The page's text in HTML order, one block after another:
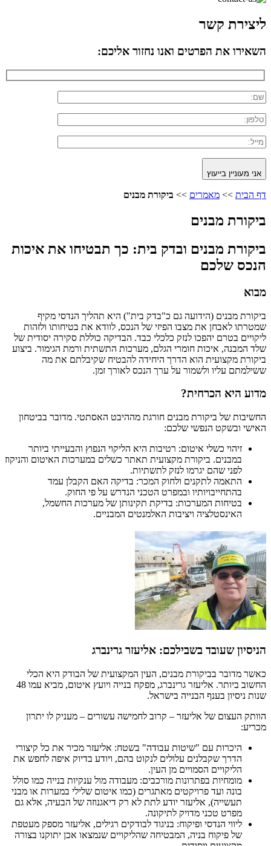
ליצירת קשר
השאירו את הפרטים ואנו נחזור אליכם:
אני מעוניין בייעוץ
דף הבית >> מאמרים >> ביקורת מבנים
ביקורת מבנים
ביקורת מבנים ובדק בית: כך תבטיחו את איכות
הנכס שלכם
מבוא
ביקורת מבנים (הידועה גם כ"בדק בית") היא תהליך הנדסי מקיף
שמטרתו לאבחן את מצבו הפיזי של הנכס, לוודא את בטיחותו ולזהות
ליקויים בטרם יהפכו לנזק כלכלי כבד. הבדיקה כוללת סקירה יסודית של
שלד המבנה, איכות חומרי הגלם, מערכות התשתית ורמת הגימור. ביצוע
ביקורת מקצועית הוא הדרך היחידה להבטיח שקיבלתם את מה
ששילמתם עליו ולשמור על ערך הנכס לאורך זמן.
מדוע היא הכרחית?
החשיבות של ביקורת מבנים חורגת מההיבט האסתטי. מדובר בביטחון
האישי ובשקט הנפשי שלכם:
זיהוי כשלי איטום: רטיבות היא הליקוי הנפוץ והבעייתי ביותר
במבנים. ביקורת מקצועית תאתר כשלים במערכות האיטום והניקוז
לפני שהם יגרמו לנזק לתשתיות.
התאמה לתקנים ולחוק המכר: בדיקה האם הקבלן עמד
בהתחייבויותיו ובמפרט הטכני הנדרש על פי החוק.
בטיחות המערכות: בדיקת תקינותן של מערכות החשמל,
האינסטלציה ויציבות האלמנטים המבניים.
הניסיון שעובד בשבילכם: אליעזר גרינברג
כאשר מדובר בביקורת מבנים, העין המקצועית של הבודק היא הכלי
החשוב ביותר. אליעזר גרינברג, מפקח בנייה ויועץ איטום, מביא עמו 48
שנות ניסיון בענף הבנייה בישראל.
הוותק העצום של אליעזר – קרוב לחמישה עשורים – מעניק לו יתרון
מכריע:
היכרות עם "שיטות עבודה" בשטח: אליעזר מכיר את כל קיצורי
הדרך שקבלנים עלולים לנקוט בהם, ויודע בדיוק איפה לחפש את
הליקויים הסמויים מן העין.
מומחיות בפתרונות מורכבים: מעבודה מול ענקיות בנייה כמו סולל
בונה ועד פרויקטים מאתגרים (כמו איטום שלילי במערות או מבני
תעשייה), אליעזר יודע לתת לא רק דיאגנוזה של הבעיה, אלא גם
מפרט טכני מדויק לתיקונה.
ליווי הנדסי ופיקוח: בניגוד לבודקים רגילים, אליעזר מספק מעטפת
של פיקוח בניה, המבטיחה שהליקויים שנמצאו אכן יתוקנו בצורה